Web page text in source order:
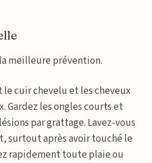
meilleure prévention.
cuir chevelu et les cheveux
Gardez les ongles courts et
par grattage. Lavez-vous
surtout après avoir touché le
rapidement toute plaie ou